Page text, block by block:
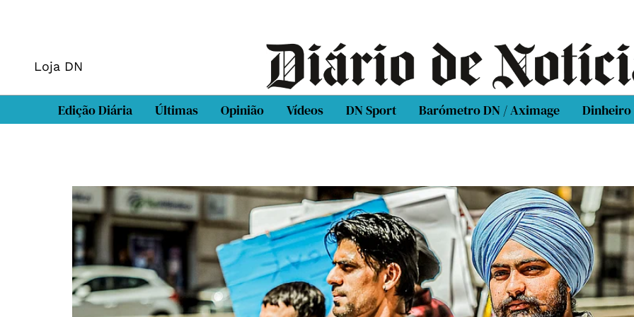
Loja DN
Edição Diária Últimas Opinião Vídeos DN Sport Barómetro DN / Aximage Dinheiro